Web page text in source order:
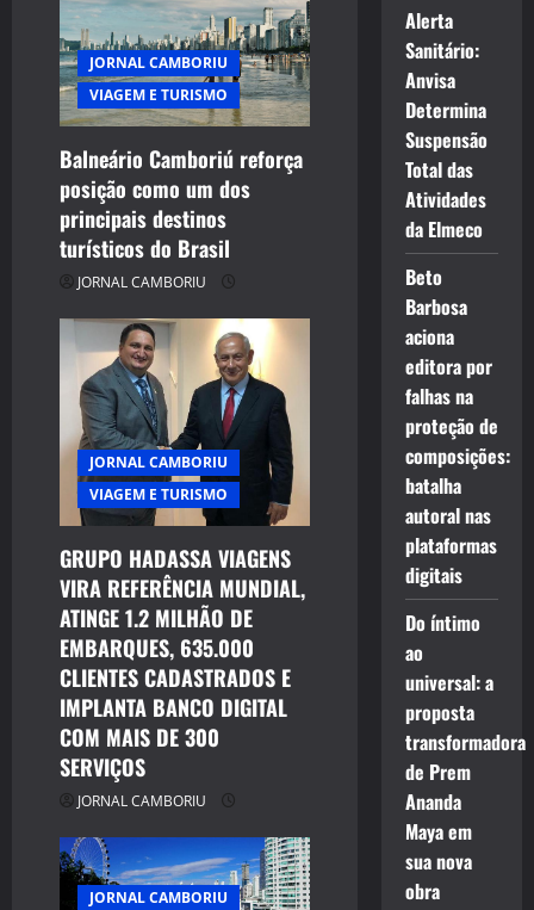
a
t
i
o
n
JORNAL CAMBORIU
VIAGEM E TURISMO
Balneário Camboriú reforça
posição como um dos
principais destinos
turísticos do Brasil
JORNAL CAMBORIU
JORNAL CAMBORIU
VIAGEM E TURISMO
GRUPO HADASSA VIAGENS
VIRA REFERÊNCIA MUNDIAL,
ATINGE 1.2 MILHÃO DE
EMBARQUES, 635.000
CLIENTES CADASTRADOS E
IMPLANTA BANCO DIGITAL
COM MAIS DE 300
SERVIÇOS
JORNAL CAMBORIU
JORNAL CAMBORIU
Alerta
Sanitário:
Anvisa
Determina
Suspensão
Total das
Atividades
da Elmeco
Beto
Barbosa
aciona
editora por
falhas na
proteção de
composições:
batalha
autoral nas
plataformas
digitais
Do íntimo
ao
universal: a
proposta
transformadora
de Prem
Ananda
Maya em
sua nova
obra